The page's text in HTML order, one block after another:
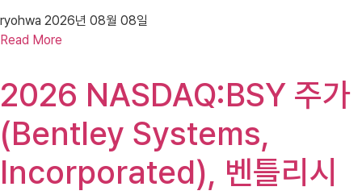
ryohwa 2026년 08월 08일
Read More
2026 NASDAQ:BSY 주가
(Bentley Systems,
Incorporated), 벤틀리시